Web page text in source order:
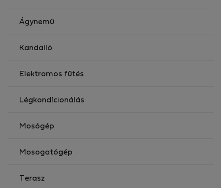
Ágynemű
Kandalló
Elektromos fűtés
Légkondícionálás
Mosógép
Mosogatógép
Terasz